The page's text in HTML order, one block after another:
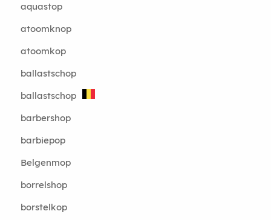
aquastop
atoomknop
atoomkop
ballastschop
ballastschop
barbershop
barbiepop
Belgenmop
borrelshop
borstelkop